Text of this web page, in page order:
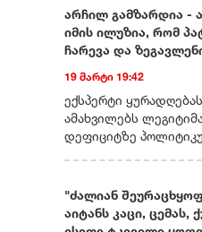
ეს საქმე და
სიმბოლურად ასახავს
ახლა საქართველოში
ოპოზიციური ძალების
ხდება?–
უკვე იცით, რომ დღეს
ყველა ოპოზიციური
ციხეშია და
ემიგრაციაში
რამ საქართველოში
არასდროს მომხდარა!
არჩილ გამზარდია -
იმის ილუზია, რომ
ჩარევა და
19 მარტი 19:42
ექსპერტი ყურადღებას
ამახვილებს
დეფიციტზე
საეკლესიო იერარქიაში
არსებულ შიდა
გამზარდიას
"ძალიან
აიტანს კაცი, ცემას,